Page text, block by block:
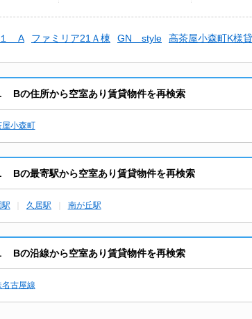
１ A ファミリア21Ａ棟 GN style 高茶屋小森町K様
Bの住所から空室あり賃貸物件を再検索
屋小森町
Bの最寄駅から空室あり賃貸物件を再検索
駅 久居駅 南が丘駅
Bの沿線から空室あり賃貸物件を再検索
名古屋線